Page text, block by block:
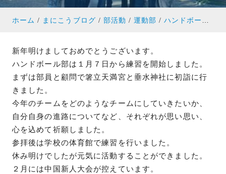
ホーム まにこうブログ 部活動 運動部 ハンドボール部
新年明けましておめでとうございます。
ハンドボール部は１月７日から練習を開始しました。
まずは部員と顧問で箸立天満宮と垂水神社に初詣に行
きました。
今年のチームをどのようなチームにしていきたいか、
自分自身の進路についてなど、それぞれが思い思い、
心を込めて祈願しました。
参拝後は学校の体育館で練習を行いました。
休み明けでしたが元気に活動することができました。
２月には中国新人大会が控えています。